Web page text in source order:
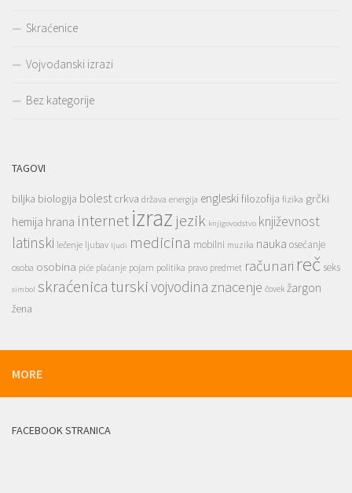
Skraćenice
Vojvođanski izrazi
Bez kategorije
TAGOVI
biljka biologija bolest crkva država energija engleskifilozofija fizika grčki
hemija hrana internetizraz jezik knjigovodstvo književnost
latinski lečenje ljubav ljudi medicina mobilni muzika nauka osećanje
osoba osobina piće plaćanje pojam politika pravo predmet računari reč seks
simbol skraćenicaturskivojvodina znacenje čovek žargon
žena
MORE
FACEBOOK STRANICA